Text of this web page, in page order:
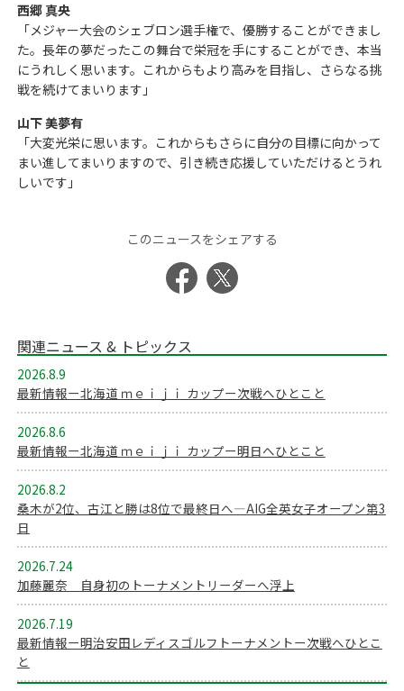
西郷 真央
「メジャー大会のシェブロン選手権で、優勝することができまし
た。長年の夢だったこの舞台で栄冠を手にすることができ、本当
にうれしく思います。これからもより高みを目指し、さらなる挑
戦を続けてまいります」
山下 美夢有
「大変光栄に思います。これからもさらに自分の目標に向かって
まい進してまいりますので、引き続き応援していただけるとうれ
しいです」
このニュースをシェアする
関連ニュース & トピックス
2026.8.9
最新情報ー北海道 ｍｅｉｊｉ カップー次戦へひとこと
2026.8.6
最新情報ー北海道 ｍｅｉｊｉ カップー明日へひとこと
2026.8.2
桑木が2位、古江と勝は8位で最終日へ―AIG全英女子オープン第3
日
2026.7.24
加藤麗奈 自身初のトーナメントリーダーへ浮上
2026.7.19
最新情報ー明治安田レディスゴルフトーナメントー次戦へひとこ
と